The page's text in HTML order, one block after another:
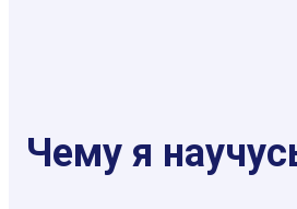
Чему я